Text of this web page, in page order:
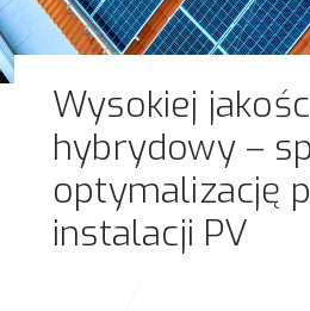
Wysokiej
hybrydowy –
optymalizację
instalacji PV